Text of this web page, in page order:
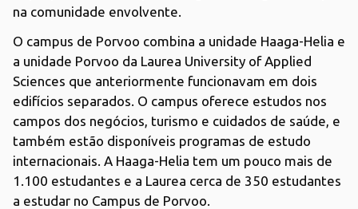
na comunidade envolvente.
O campus de Porvoo combina a unidade Haaga-Helia e
a unidade Porvoo da Laurea University of Applied
Sciences que anteriormente funcionavam em dois
edifícios separados. O campus oferece estudos nos
campos dos negócios, turismo e cuidados de saúde, e
também estão disponíveis programas de estudo
internacionais. A Haaga-Helia tem um pouco mais de
1.100 estudantes e a Laurea cerca de 350 estudantes
a estudar no Campus de Porvoo.